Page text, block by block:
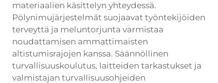
materiaalien käsittelyn yhteydessä.
Pölynimujärjestelmät suojaavat työntekijöiden
terveyttä ja meluntorjunta varmistaa
noudattamisen ammattimaisten
altistumisrajojen kanssa. Säännöllinen
turvallisuuskoulutus, laitteiden tarkastukset ja
valmistajan turvallisuusohjeiden